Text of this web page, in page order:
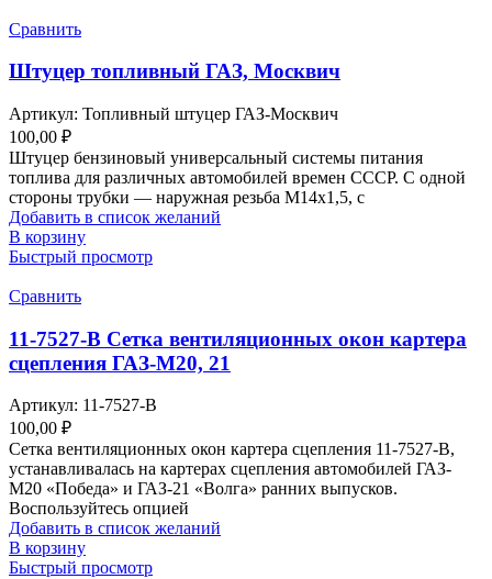
Сравнить
Штуцер топливный ГАЗ, Москвич
Артикул: Топливный штуцер ГАЗ-Москвич
100,00 ₽
Штуцер бензиновый универсальный системы питания
топлива для различных автомобилей времен СССР. С одной
стороны трубки — наружная резьба М14х1,5, с
Добавить в список желаний
В корзину
Быстрый просмотр
Сравнить
11-7527-В Сетка вентиляционных окон картера
сцепления ГАЗ-М20, 21
Артикул: 11-7527-В
100,00 ₽
Сетка вентиляционных окон картера сцепления 11-7527-В,
устанавливалась на картерах сцепления автомобилей ГАЗ-
М20 «Победа» и ГАЗ-21 «Волга» ранних выпусков.
Воспользуйтесь опцией
Добавить в список желаний
В корзину
Быстрый просмотр